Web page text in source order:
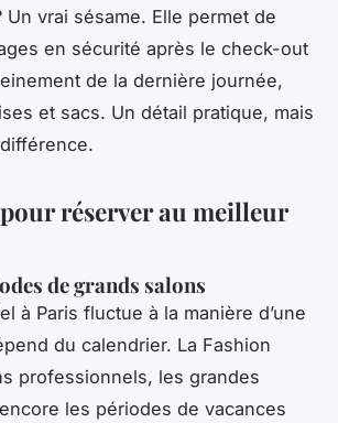
Un vrai sésame. Elle permet de
en sécurité après le check-out
de la dernière journée,
et sacs. Un détail pratique, mais
réserver au meilleur
de grands salons
à Paris fluctue à la manière d’une
du calendrier. La Fashion
professionnels, les grandes
les périodes de vacances